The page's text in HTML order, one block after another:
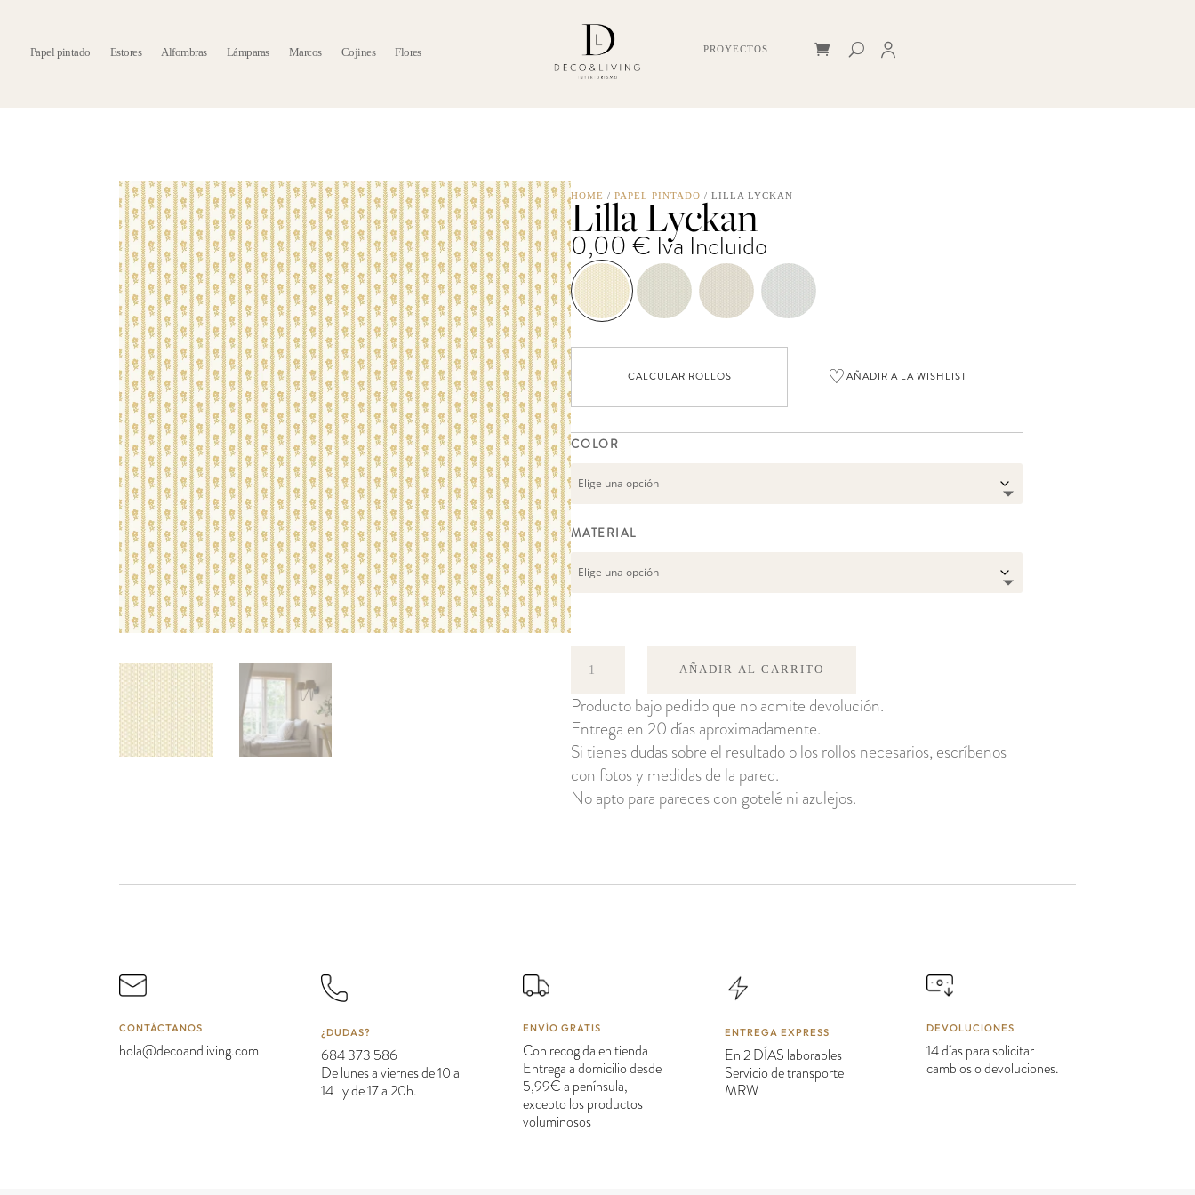
Papel pintado Estores Alfombras Lámparas Marcos Cojines Flores PROYECTOS
HOME /PAPEL PINTADO / LILLA LYCKAN
Lilla Lyckan
0,00€ Iva Incluido
CALCULAR ROLLOS ♡AÑADIR A LA WISHLIST
COLOR
MATERIAL
cantidad
AÑADIR AL CARRITO
Producto bajo pedido que no admite devolución.
Entrega en 20 días aproximadamente.
Si tienes dudas sobre el resultado o los rollos necesarios, escríbenos
con fotos y medidas de la pared.
No apto para paredes con gotelé ni azulejos.
CONTÁCTANOS
hola@decoandliving.com
¿DUDAS?
684 373 586
De lunes a viernes de 10 a
14 y de 17 a 20h.
ENVÍO GRATIS
Con recogida en tienda
Entrega a domicilio desde
5,99€ a península,
excepto los productos
voluminosos
ENTREGA EXPRESS
En 2 DÍAS laborables
Servicio de transporte
MRW
DEVOLUCIONES
14 días para solicitar
cambios o devoluciones.